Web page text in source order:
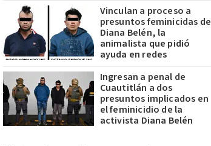
Vinculan a proceso a
presuntos feminicidas de
Diana Belén, la
animalista que pidió
ayuda en redes
Ingresan a penal de
Cuautitlán a dos
presuntos implicados en
el feminicidio de la
activista Diana Belén